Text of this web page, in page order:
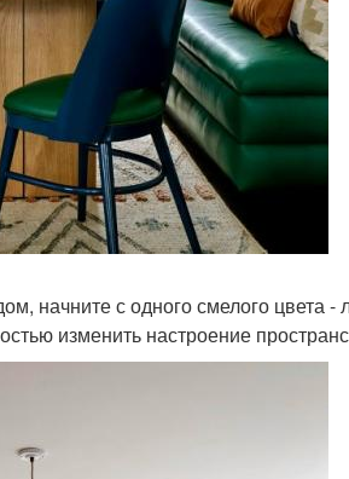
начните с одного смелого цвета
изменить настроение